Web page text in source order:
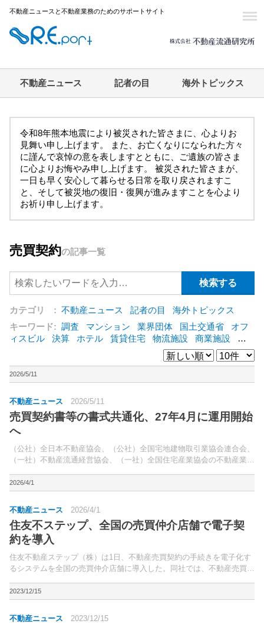
不動産ニュースと不動産業務のためのサポートサイト
不動産ニュース 記者の目 海外トピックス
令和8年熊本地震により被災された皆さまに、心よりお
見舞い申し上げます。 また、お亡くなりになられた方々
に謹んで哀悼の意を表しますとともに、ご遺族の皆さま
に心よりお悔やみ申し上げます。 被災された皆さまが、
一日も早く安心して暮らせる日常を取り戻されますこ
と、そして被災地の復旧・復興が進みますことを心より
お祈り申し上げます。
売買契約の記事一覧
カテゴリ : 不動産ニュース 記者の目
海外トピックス
キーワード: 調査 マンション 業界団体 国土交通省
オフ
ィスビル
決算 ホテル 賃貸住宅 物流施設 商業施設
海
東急不動産 賃料
ア
野村不動産 ZEH [+]
2026/5/11
不動産ニュース 2026/5/11
売買契約書等の書式共通化、27年4月に運用開始
へ
（公社）全日本不動産協会、（公社）全国宅地建物取引業協会連合会、
（一社）不動産流通経営協会、（一社）全国住宅産業協会の不動産業界
めることで合意したと発表した。従来は全日、全宅連、...
2026/4/1
不動産ニュース 2026/4/1
住友不ステップ、全国の売買仲介店舗で電子契
約を導入
住友不動産ステップ（株）は1日、不動産売買契約の手続きを電子化す
るシステムを全国の売買仲介店舗に導入した。同社では、不動産売買仲
署名のフロー作成」などの事前準備の負担軽減を目的に、...
2023/12/15
不動産ニュース 2023/12/15